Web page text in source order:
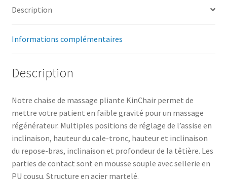
Description
Informations complémentaires
Description
Notre chaise de massage pliante KinChair permet de
mettre votre patient en faible gravité pour un massage
régénérateur. Multiples positions de réglage de l’assise en
inclinaison, hauteur du cale-tronc, hauteur et inclinaison
du repose-bras, inclinaison et profondeur de la têtière. Les
parties de contact sont en mousse souple avec sellerie en
PU cousu. Structure en acier martelé.